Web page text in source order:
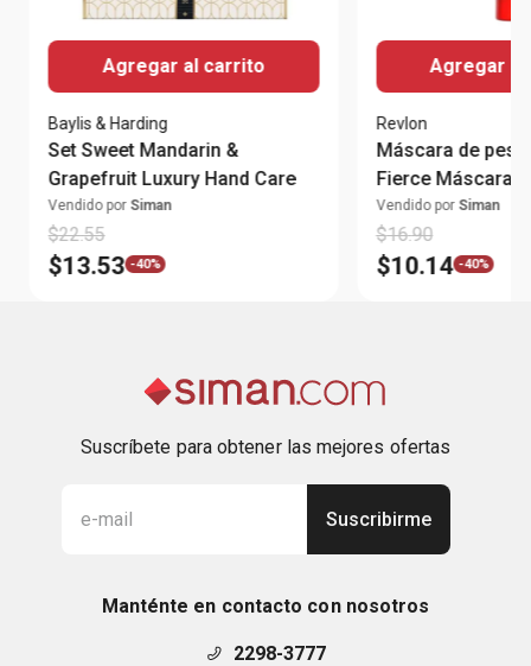
Agregar al carrito
Baylis & Harding
Set Sweet Mandarin &
Grapefruit Luxury Hand Care
Vendido por Siman
$22.55
$13.53 -40%
Agregar
Revlon
Máscara de
Fierce Máscara
Vendido por Siman
$16.90
$10.14 -40%
Suscríbete para obtener las mejores ofertas
Suscribirme
Manténte en contacto con nosotros
2298-3777